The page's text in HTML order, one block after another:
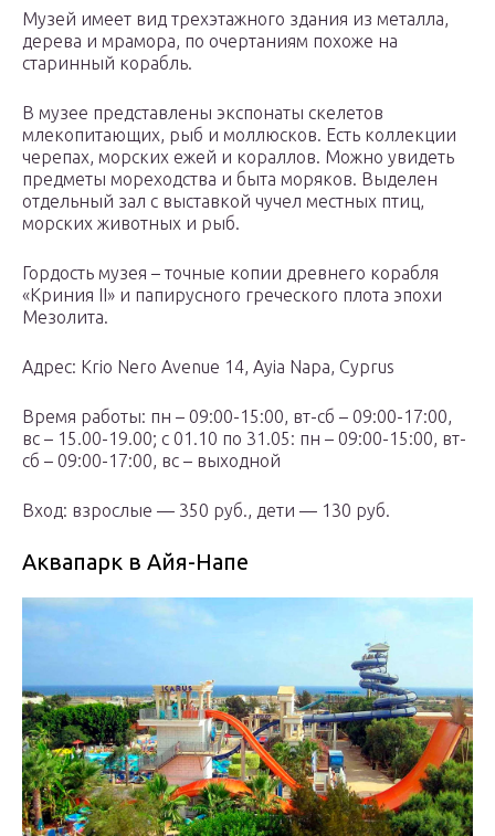
Музей имеет вид трехэтажного здания из металла,
дерева и мрамора, по очертаниям похоже на
старинный корабль.
В музее представлены экспонаты скелетов
млекопитающих, рыб и моллюсков. Есть коллекции
черепах, морских ежей и кораллов. Можно увидеть
предметы мореходства и быта моряков. Выделен
отдельный зал с выставкой чучел местных птиц,
морских животных и рыб.
Гордость музея – точные копии древнего корабля
«Криния II» и папирусного греческого плота эпохи
Мезолита.
Адрес: Krio Nero Avenue 14, Ayia Napa, Cyprus
Время работы: пн – 09:00-15:00, вт-сб – 09:00-17:00,
вс – 15.00-19.00; с 01.10 по 31.05: пн – 09:00-15:00, вт-
сб – 09:00-17:00, вс – выходной
Вход: взрослые — 350 руб., дети — 130 руб.
Аквапарк в Айя-Напе